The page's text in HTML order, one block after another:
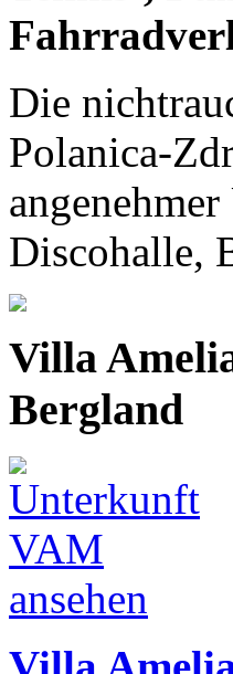
Die
Polanica-
Discohalle,
Villa
Bergland